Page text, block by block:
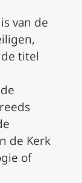
van de
titel
de Kerk
of